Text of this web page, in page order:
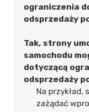
ograniczenia
odsprzedaży
Tak, strony
samochodu
dotyczącą
odsprzedaży
Na przykład,
zażądać